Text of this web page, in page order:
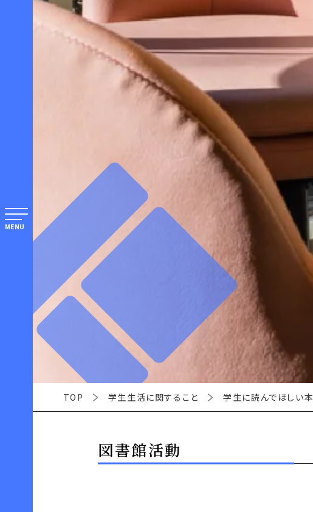
MENU
TOP 学生生活に関すること 学生に読んでほしい本
図書館活動